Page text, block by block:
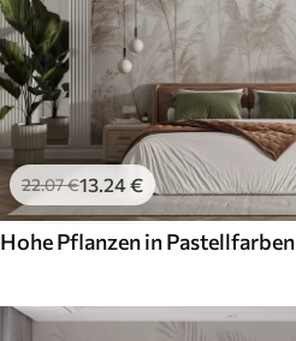
22.07€13.24€
Hohe Pflanzen in Pastellfarben